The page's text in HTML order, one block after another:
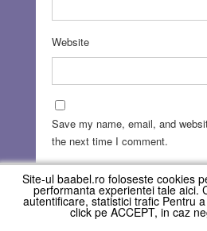
Website
Save my name, email, and
the next time I comment.
Site-ul baabel.ro foloseste cookies
performanta experientei tale aici.
autentificare, statistici trafic Pentru
click pe ACCEPT, in caz